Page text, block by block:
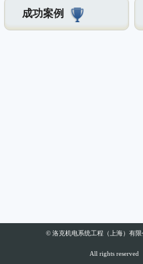
成功案例
© 洛克机电系统工程（上海）有
All rights reserved